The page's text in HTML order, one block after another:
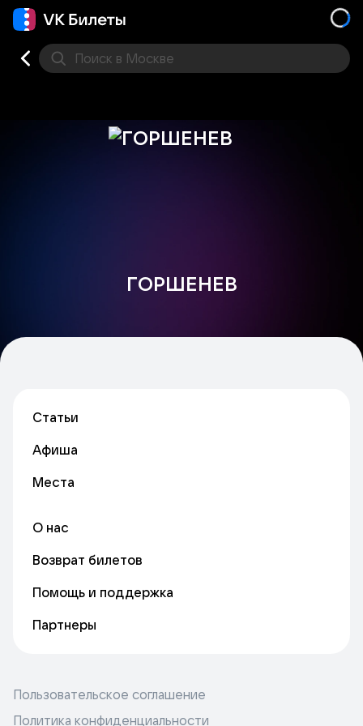
Поиск в Москве
ГОРШЕНЕВ
Статьи
Афиша
Места
О нас
Возврат билетов
Помощь и поддержка
Партнеры
Пользовательское соглашение
Политика конфиденциальности